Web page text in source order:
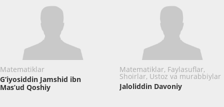
Matematiklar
G‘iyosiddin Jamshid ibn
Mas’ud Qoshiy
Matematiklar, Faylasuflar,
Shoirlar, Ustoz va murabbiylar
Jaloliddin Davoniy